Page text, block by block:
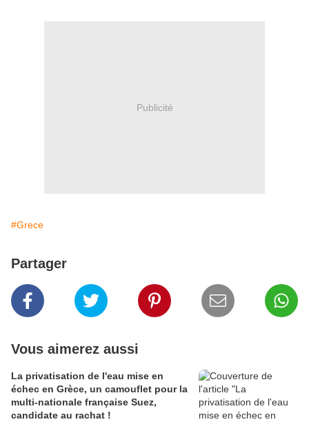
Publicité
#Grece
Partager
Vous aimerez aussi
La privatisation de l'eau mise en
échec en Grèce, un camouflet pour la
multi-nationale française Suez,
candidate au rachat !